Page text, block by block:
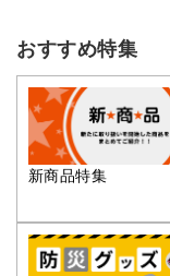
おすすめ特集
新商品特集